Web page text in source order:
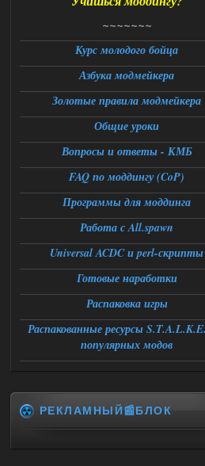
DEDULYA-1967
Доступно только для пользователей
Ответить
06.08.2026
Universal Teleport v2.0
Stalker-Mods-Clan-su
Доступно только для пользователей
Ответить
06.08.2026
Universal Teleport v2.0
DEDULYA-1967
Поставил на чистый сталкер
10006, сразу
вылет [error]Arguments :
Спавнер + Правки + Античит -
City Final
~~~~~~~
Курс молодого бойца
Азбука модмейкера
Золотые правила модмейкера
Общие уроки
Вопросы и ответы - КМБ
FAQ по моддингу (CoP)
Программы для моддинга
Работа с All.spawn
Universal ACDC и perl-скрипты
Готовые наработки
Распаковка игры
Распакованные ресурсы
популярных модов
РЕКЛАМНЫЙ📰БЛОК